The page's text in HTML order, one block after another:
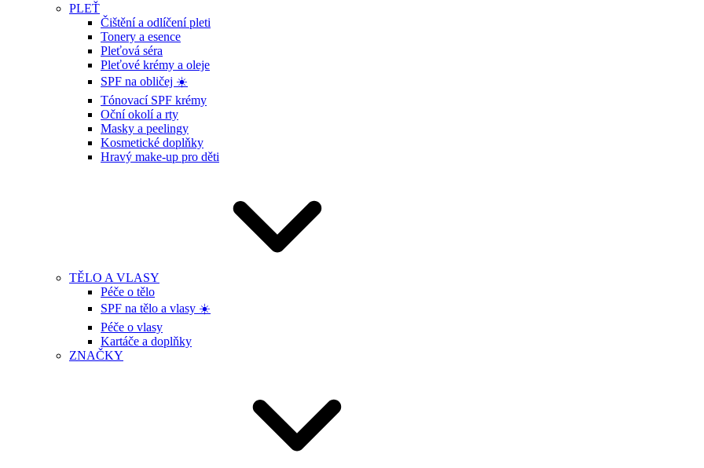
PLEŤ
Čištění a odlíčení pleti
Tonery a esence
Pleťová séra
Pleťové krémy a oleje
SPF na obličej ☀️
Tónovací SPF krémy
Oční okolí a rty
Masky a peelingy
Kosmetické doplňky
Hravý make-up pro děti
TĚLO A VLASY
Péče o tělo
SPF na tělo a vlasy ☀️
Péče o vlasy
Kartáče a doplňky
ZNAČKY